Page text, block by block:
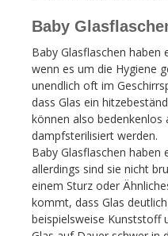
Baby
Baby Glasflaschen haben
wenn es um die Hygiene
unendlich oft im
dass Glas ein
können also bedenkenlos
dampfsterilisiert werden.
Baby Glasflaschen haben
allerdings sind sie nicht
einem Sturz oder
kommt, dass Glas
beispielsweise Kunststoff